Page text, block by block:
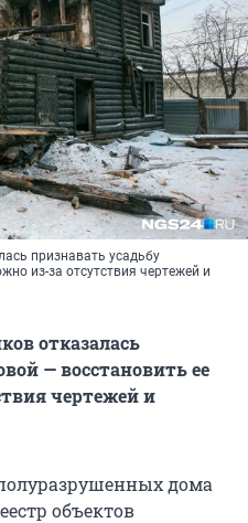
признавать усадьбу
из-за отсутствия чертежей и
отказалась
— восстановить ее
чертежей и
дома
объектов